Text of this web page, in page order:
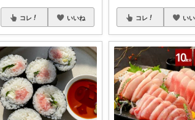
コレ いいね コレ い